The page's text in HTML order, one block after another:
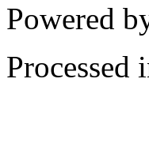
Powered
Processed